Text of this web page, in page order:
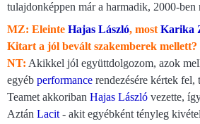
tulajdonképpen már a harmadik, 2000-
MZ: Eleinte Hajas László, most Karika
Kitart a jól bevált szakemberek mellett?
NT: Akikkel jól együttdolgozom, azok
egyéb performance rendezésére kértek fel,
Teamet akkoriban Hajas László vezette,
Aztán Lacit - akit egyébként tényleg